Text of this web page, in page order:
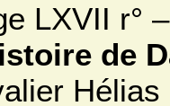
LXVII r°
de